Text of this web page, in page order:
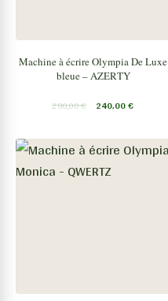
Machine à écrire Olympia De Luxe
bleue – AZERTY
290,00€ 240,00€